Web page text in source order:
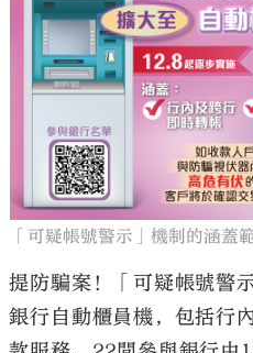
「可疑帳號警示」機制的涵蓋
提防騙案！「可疑帳號警
銀行自動櫃員機，包括行